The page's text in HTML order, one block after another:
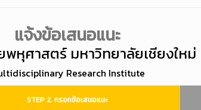
แจ้งข้อเสนอแนะ
หุศาสตร์ มหาวิทยาลัยเชียงใหม่
Research Institute
STEP 2. กรอกข้อเสนอแนะ